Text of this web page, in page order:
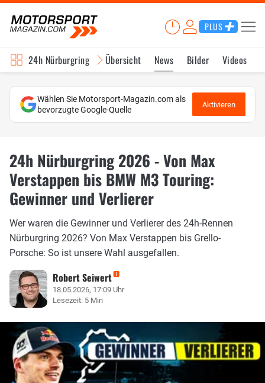
PLUS
24h Nürburgring Übersicht News Bilder Videos
Wählen Sie Motorsport-Magazin.com als
bevorzugte Google-Quelle
Aktivieren
24h Nürburgring 2026 - Von Max
Verstappen bis BMW M3 Touring:
Gewinner und Verlierer
Wer waren die Gewinner und Verlierer des 24h-Rennen
Nürburgring 2026? Von Max Verstappen bis Grello-
Porsche: So ist unsere Wahl ausgefallen.
Robert Seiwert
18.05.2026, 17:09 Uhr
Lesezeit: 5 Min